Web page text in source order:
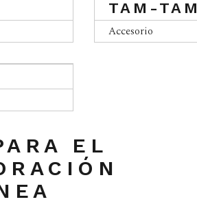
EL
TAM-TAM
Accesorio